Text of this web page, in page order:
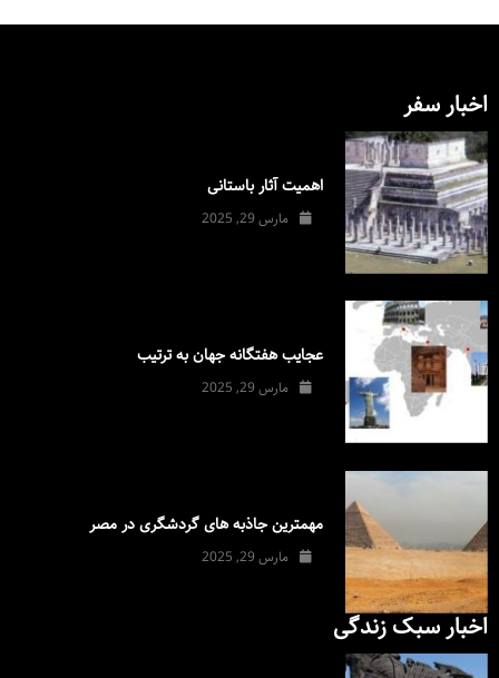
اخبار سفر
اهمیت آثار باستانی
مارس 29, 2025
عجایب هفتگانه جهان به ترتیب
مارس 29, 2025
مهمترین جاذبه های گردشگری در مصر
مارس 29, 2025
اخبار سبک زندگی